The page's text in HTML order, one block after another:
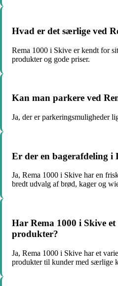
Hvad er det særlige ved
Rema 1000 i Skive er kendt for
produkter og gode priser.
Kan man parkere ved
Ja, der er parkeringsmuligheder
Er der en bagerafdeling i
Ja, Rema 1000 i Skive har en
bredt udvalg af brød, kager og
Har Rema 1000 i Skive
produkter?
Ja, Rema 1000 i Skive har et
produkter til kunder med særlige